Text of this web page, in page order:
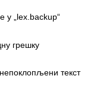
у „lex.backup“
грешку
текст